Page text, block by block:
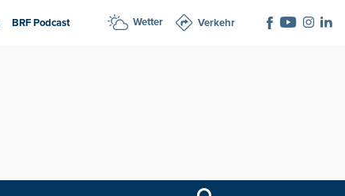
BRF Podcast Wetter Verkehr